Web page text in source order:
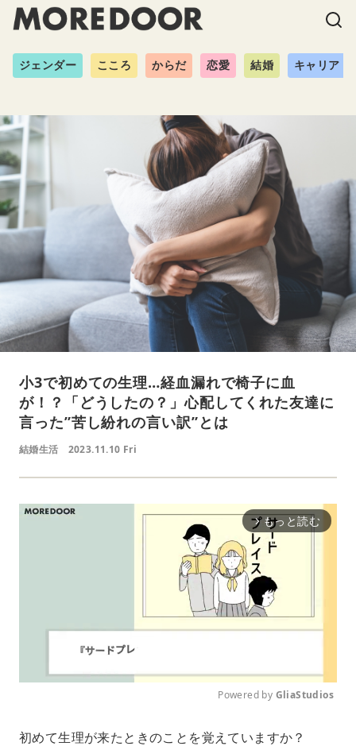
ジェンダー こころ からだ 恋愛 結婚 キャリア
小3で初めての生理…経血漏れで椅子に血
が！？「どうしたの？」心配してくれた友達に
言った”苦し紛れの言い訳”とは
結婚生活 2023.11.10 Fri
arrow_forward_ios もっと読む
u
Powered by GliaStudios
初めて生理が来たときのことを覚えていますか？